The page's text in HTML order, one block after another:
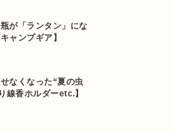
が「ランタン」にな
ャンプギア】
なくなった“夏の虫
線香ホルダーetc.】